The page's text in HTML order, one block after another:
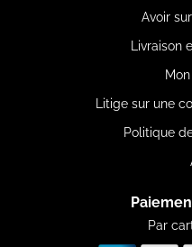
Avoir
Livraison
Litige sur une
Politique
Par